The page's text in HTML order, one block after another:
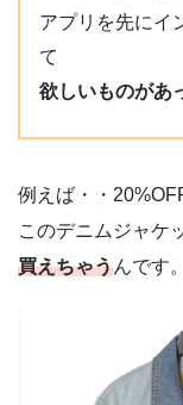
アプリを先にイ
て
欲しいものがあ
例えば・・
このデニムジャケ
買えちゃうんです。